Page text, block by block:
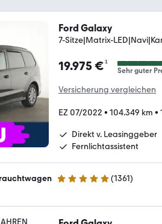
Ford Galaxy
7-Sitze|Matrix-
19.975 €¹
Sehr guter
Versicherung vergleichen
EZ 07/2022 • 104.349 km •
Direkt v. Leasinggeber
Fernlichtassistent
4.8 Sterne (1361)